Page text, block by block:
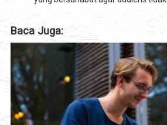
Baca Juga: